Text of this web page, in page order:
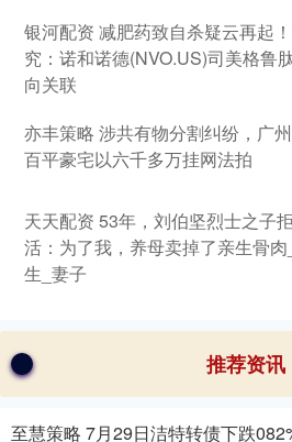
银河配资 减肥药致自杀疑云再起
究：诺和诺德(NVO.US)司美格鲁
向关联
亦丰策略 涉共有物分割纠纷，广
百平豪宅以六千多万挂网法拍
天天配资 53年，刘伯坚烈士之子
活：为了我，养母卖掉了亲生骨
生_妻子
推荐资讯
至慧策略 7月29日洁特转债下跌